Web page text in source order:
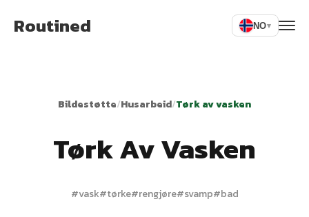
Routined NO▾
Bildestøtte/Husarbeid/Tørk av vasken
Tørk Av Vasken
#vask#tørke#rengjøre#svamp#bad